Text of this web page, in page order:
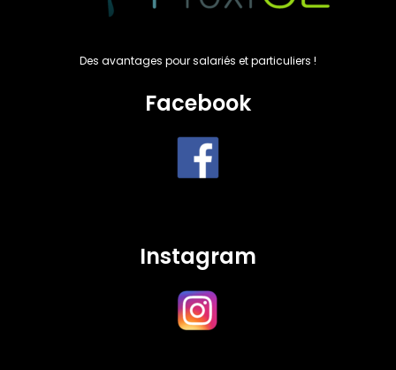
Des avantages pour salariés et particuliers !
Facebook
Instagram